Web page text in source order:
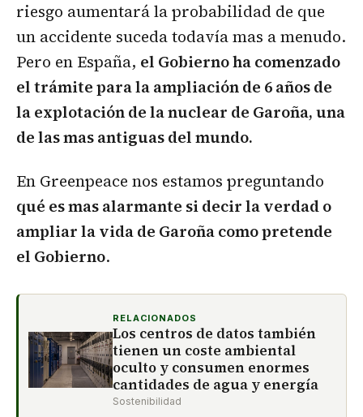
riesgo aumentará la probabilidad de que
un accidente suceda todavía mas a menudo.
Pero en España, el Gobierno ha comenzado
el trámite para la ampliación de 6 años de
la explotación de la nuclear de Garoña, una
de las mas antiguas del mundo.
En Greenpeace nos estamos preguntando
qué es mas alarmante si decir la verdad o
ampliar la vida de Garoña como pretende
el Gobierno.
RELACIONADOS
Los centros de datos también
tienen un coste ambiental
oculto y consumen enormes
cantidades de agua y energía
Sostenibilidad